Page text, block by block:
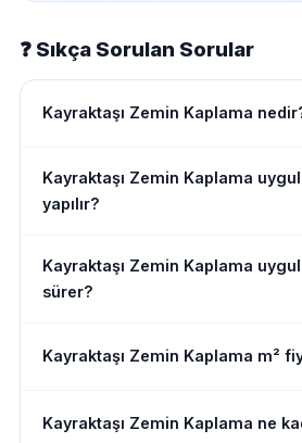
❓ Sıkça Sorulan Sorular
Kayraktaşı Zemin Kaplama
Kayraktaşı Zemin Kaplama
yapılır?
Kayraktaşı Zemin Kaplama
sürer?
Kayraktaşı Zemin Kaplama m²
Kayraktaşı Zemin Kaplama ne